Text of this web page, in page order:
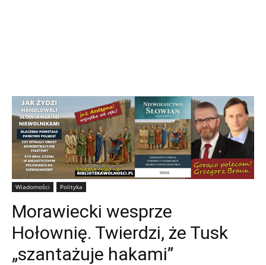
Wiadomości Polityka
Morawiecki wesprze
Hołownię. Twierdzi, że Tusk
„szantażuje hakami”